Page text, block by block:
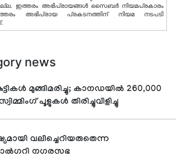
ഇത്തരം അഭിപ്രായങ്ങള്‍ സൈബര്‍ നിയമപ്രകാരം
അഭിപ്രായ പ്രകടനത്തിന് നിയമ നടപടി
news
മുങ്ങിമരിച്ചു; കാനഡയില്‍ 260,000
പൂളുകള്‍ തിരിച്ചുവിളിച്ചു
വലിച്ചെറിയരുതെന്ന
നഗരസഭ